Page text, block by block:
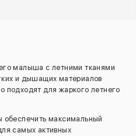
малыша с летними тканями
и дышащих материалов
подходят для жаркого летнего
обеспечить максимальный
самых активных